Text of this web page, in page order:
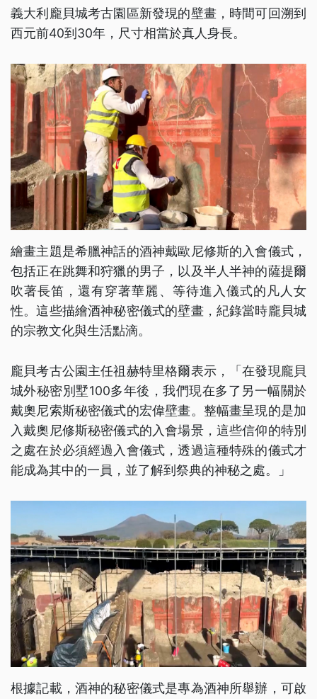
義大利龐貝城考古園區新發現的壁畫，時間可回溯到
西元前40到30年，尺寸相當於真人身長。
繪畫主題是希臘神話的酒神戴歐尼修斯的入會儀式，
包括正在跳舞和狩獵的男子，以及半人半神的薩提爾
吹著長笛，還有穿著華麗、等待進入儀式的凡人女
性。這些描繪酒神秘密儀式的壁畫，紀錄當時龐貝城
的宗教文化與生活點滴。
龐貝考古公園主任祖赫特里格爾表示，「在發現龐貝
城外秘密別墅100多年後，我們現在多了另一幅關於
戴奧尼索斯秘密儀式的宏偉壁畫。整幅畫呈現的是加
入戴奧尼修斯秘密儀式的入會場景，這些信仰的特別
之處在於必須經過入會儀式，透過這種特殊的儀式才
能成為其中的一員，並了解到祭典的神秘之處。」
根據記載，酒神的秘密儀式是專為酒神所舉辦，可啟